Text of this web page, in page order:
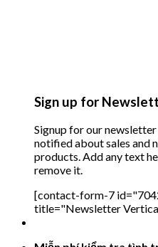
Sign up for
Signup for our
notified about sales and
products. Add any text
remove it.
[contact-form-7
title="Newsletter